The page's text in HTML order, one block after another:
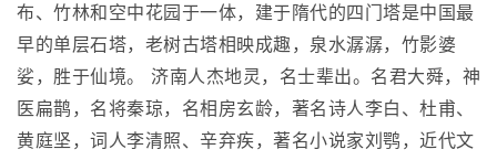
布、竹林和空中花园于一体，建于隋代的四门塔是中国最
早的单层石塔，老树古塔相映成趣，泉水潺潺，竹影婆
娑，胜于仙境。 济南人杰地灵，名士辈出。名君大舜，神
医扁鹊，名将秦琼，名相房玄龄，著名诗人李白、杜甫、
黄庭坚，词人李清照、辛弃疾，著名小说家刘鹗，近代文